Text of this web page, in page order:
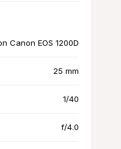
Canon EOS 1200D
25 mm
1/40
f/4.0